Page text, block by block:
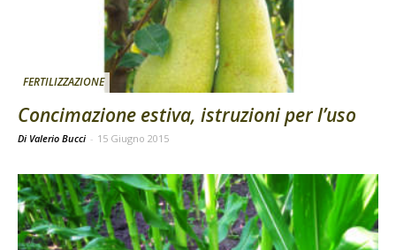
FERTILIZZAZIONE
Concimazione estiva, istruzioni per l’uso
Di Valerio Bucci - 15 Giugno 2015